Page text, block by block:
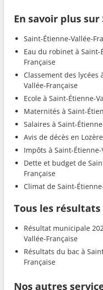
En savoir plus
Saint-Étienne-Vallée-
Eau du robinet à Saint-
Française
Classement des lycées
Vallée-Française
Ecole à Saint-Étienne-
Maternités à Saint-
Salaires à Saint-
Avis de décès en Lozère
Impôts à Saint-
Dette et budget de
Française
Climat de Saint-
Tous les
Résultat municipale
Vallée-Française
Résultats du bac à
Française
Nos autres